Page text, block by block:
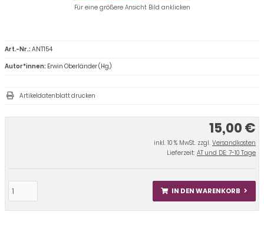
Für eine größere Ansicht Bild anklicken
15,00 €
inkl. 10 % MwSt. zzgl. Versandkosten
Lieferzeit: AT und DE: 7-10 Tage
IN DEN WARENKORB
Art.-Nr.:ANT154
Autor*innen: Erwin Oberländer (Hg.)
Artikeldatenblatt drucken